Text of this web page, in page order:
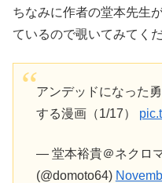
ちなみに作者の堂本先生
ているので覗いてみてくだ
アンデッドになった
する漫画（1/17）
— 堂本裕貴＠ネクロ
(@domoto64)